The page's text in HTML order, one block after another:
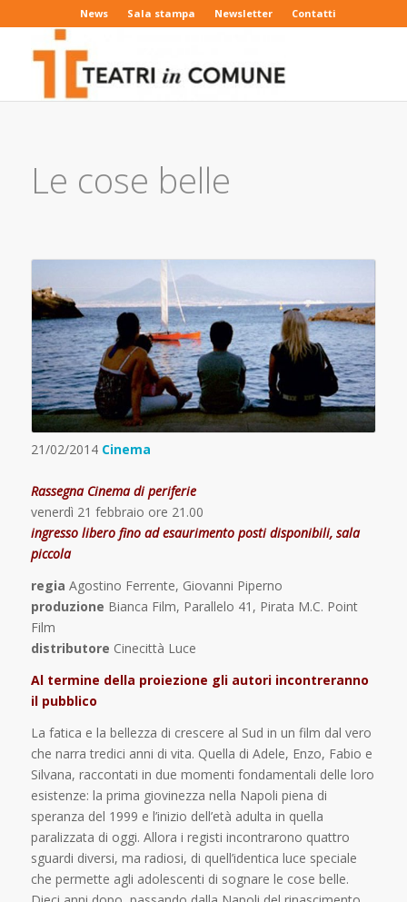
News Sala stampa Newsletter Contatti
Le cose belle
21/02/2014 Cinema
Rassegna Cinema di periferie
venerdì 21 febbraio ore 21.00
ingresso libero fino ad esaurimento posti disponibili, sala
piccola
regia Agostino Ferrente, Giovanni Piperno
produzione Bianca Film, Parallelo 41, Pirata M.C. Point
Film
distributore Cinecittà Luce
Al termine della proiezione gli autori incontreranno
il pubblico
La fatica e la bellezza di crescere al Sud in un film dal vero
che narra tredici anni di vita. Quella di Adele, Enzo, Fabio e
Silvana, raccontati in due momenti fondamentali delle loro
esistenze: la prima giovinezza nella Napoli piena di
speranza del 1999 e l’inizio dell’età adulta in quella
paralizzata di oggi. Allora i registi incontrarono quattro
sguardi diversi, ma radiosi, di quell’identica luce speciale
che permette agli adolescenti di sognare le cose belle.